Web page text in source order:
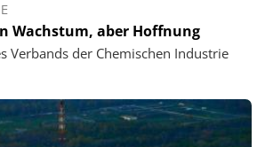
Wachstum, aber Hoffnung
Verbands der Chemischen Industrie